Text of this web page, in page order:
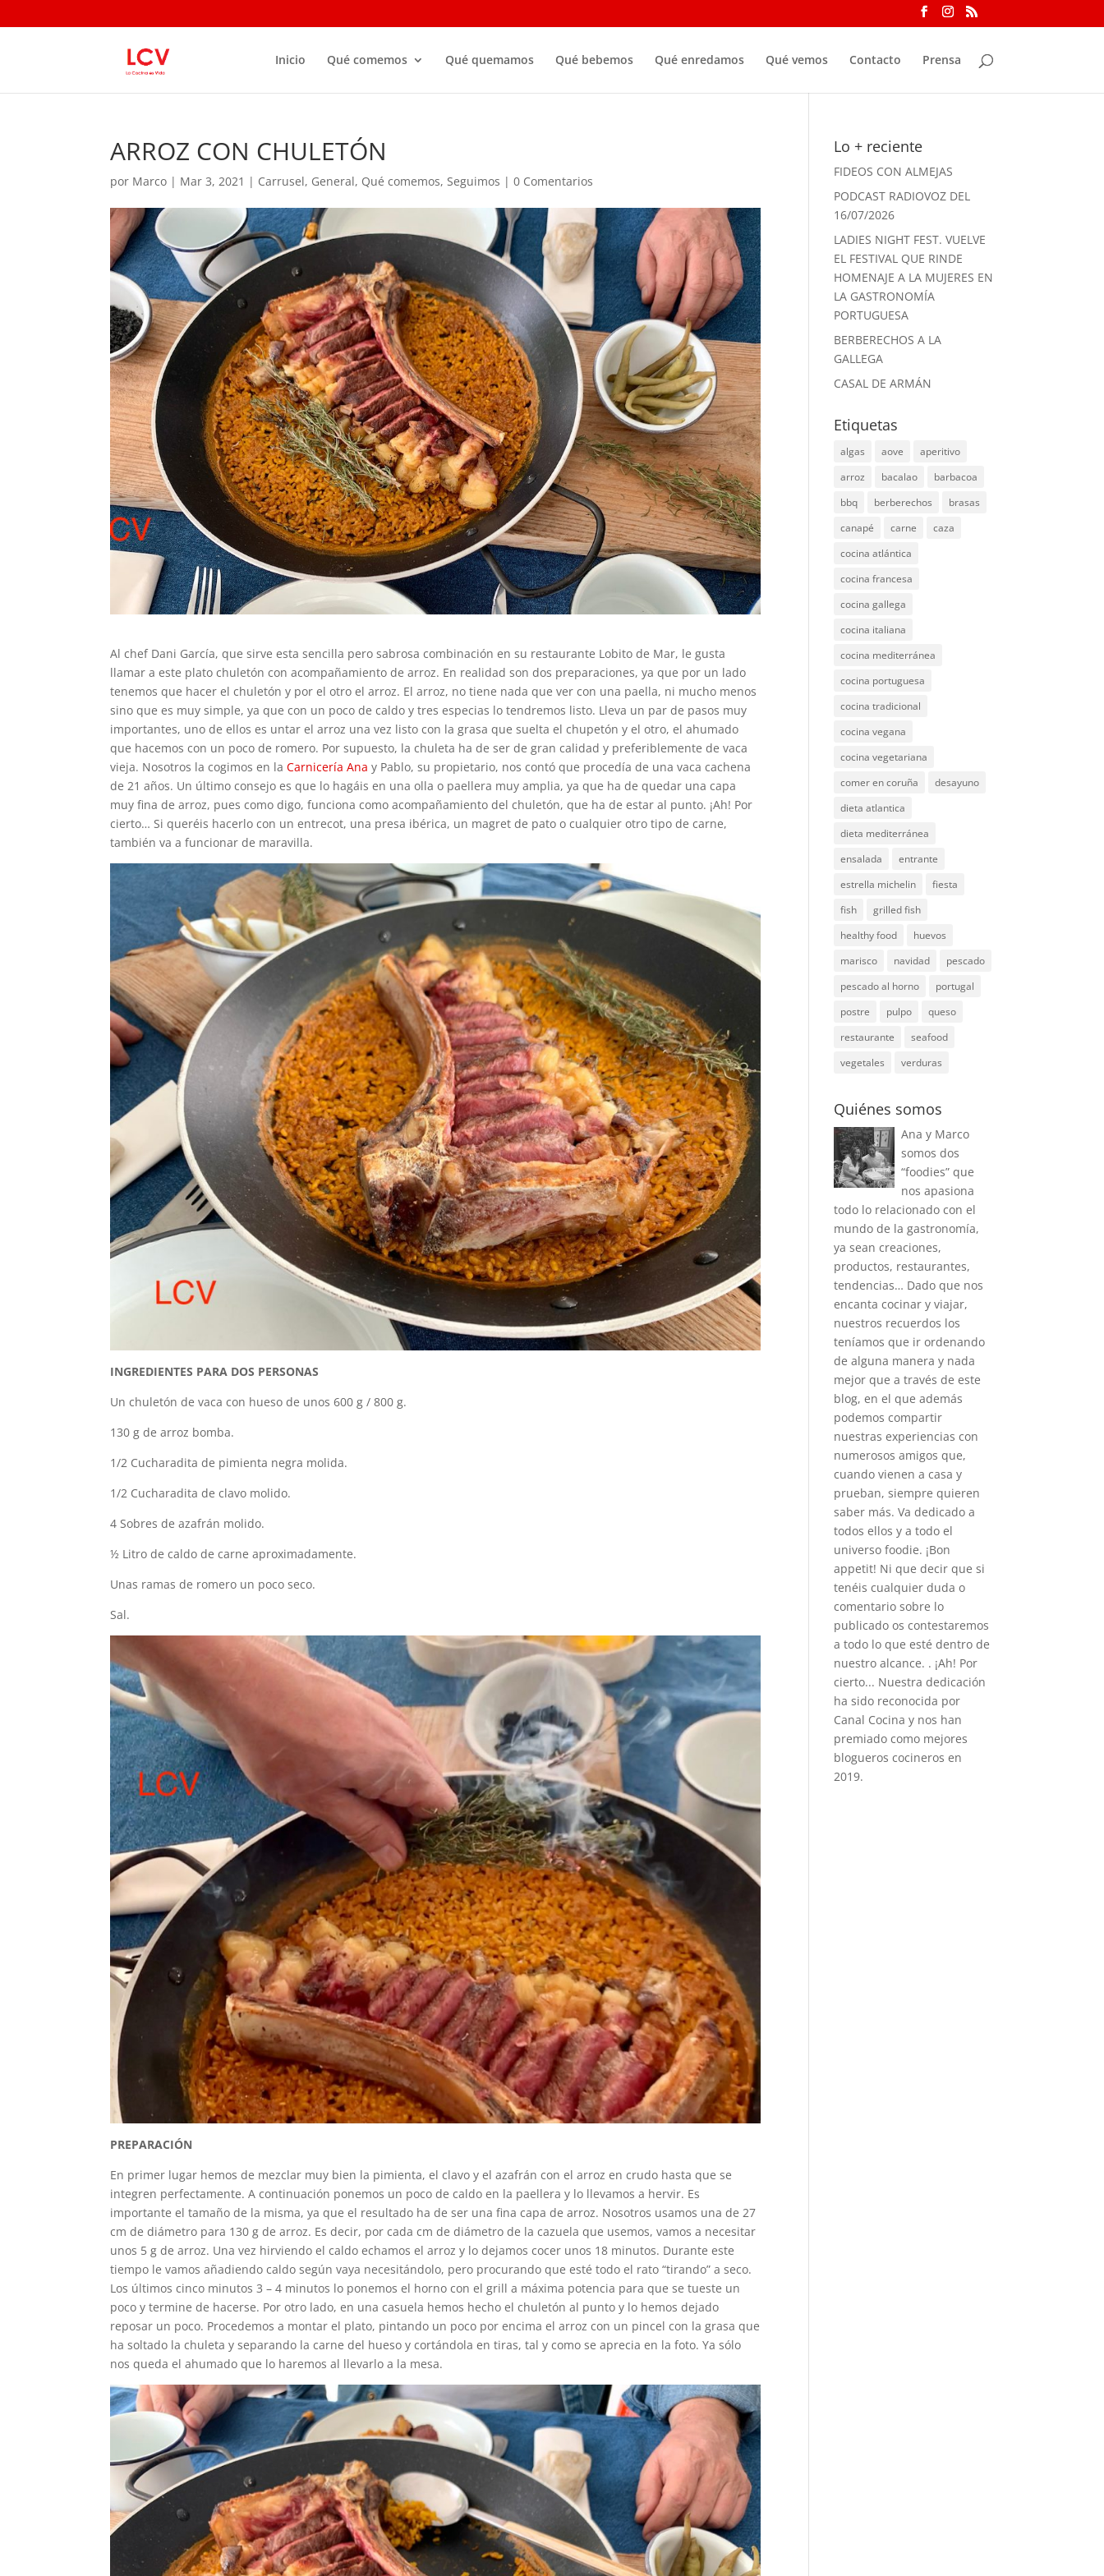
Inicio Qué comemos Qué quemamos Qué bebemos Qué enredamos Qué vemos Contacto Prensa
ARROZ CON CHULETÓN
por Marco | Mar 3, 2021 | Carrusel, General, Qué comemos,Seguimos |0 Comentarios
Al chef Dani García, que sirve esta sencilla pero sabrosa combinación en su restaurante Lobito de Mar, le gusta
llamar a este plato chuletón con acompañamiento de arroz. En realidad son dos preparaciones, ya que por un lado
tenemos que hacer el chuletón y por el otro el arroz. El arroz, no tiene nada que ver con una paella, ni mucho menos
sino que es muy simple, ya que con un poco de caldo y tres especias lo tendremos listo. Lleva un par de pasos muy
importantes, uno de ellos es untar el arroz una vez listo con la grasa que suelta el chupetón y el otro, el ahumado
que hacemos con un poco de romero. Por supuesto, la chuleta ha de ser de gran calidad y preferiblemente de vaca
vieja. Nosotros la cogimos en laCarnicería Ana y Pablo, su propietario, nos contó que procedía de una vaca cachena
de 21 años. Un último consejo es que lo hagáis en una olla o paellera muy amplia, ya que ha de quedar una capa
muy fina de arroz, pues como digo, funciona como acompañamiento del chuletón, que ha de estar al punto. ¡Ah! Por
cierto… Si queréis hacerlo con un entrecot, una presa ibérica, un magret de pato o cualquier otro tipo de carne,
también va a funcionar de maravilla.
INGREDIENTES PARA DOS PERSONAS
Un chuletón de vaca con hueso de unos 600 g / 800 g.
130 g de arroz bomba.
1/2 Cucharadita de pimienta negra molida.
1/2 Cucharadita de clavo molido.
4 Sobres de azafrán molido.
½ Litro de caldo de carne aproximadamente.
Unas ramas de romero un poco seco.
Sal.
PREPARACIÓN
En primer lugar hemos de mezclar muy bien la pimienta, el clavo y el azafrán con el arroz en crudo hasta que se
integren perfectamente. A continuación ponemos un poco de caldo en la paellera y lo llevamos a hervir. Es
importante el tamaño de la misma, ya que el resultado ha de ser una fina capa de arroz. Nosotros usamos una de 27
cm de diámetro para 130 g de arroz. Es decir, por cada cm de diámetro de la cazuela que usemos, vamos a necesitar
unos 5 g de arroz. Una vez hirviendo el caldo echamos el arroz y lo dejamos cocer unos 18 minutos. Durante este
tiempo le vamos añadiendo caldo según vaya necesitándolo, pero procurando que esté todo el rato “tirando” a seco.
Los últimos cinco minutos 3 – 4 minutos lo ponemos el horno con el grill a máxima potencia para que se tueste un
poco y termine de hacerse. Por otro lado, en una casuela hemos hecho el chuletón al punto y lo hemos dejado
reposar un poco. Procedemos a montar el plato, pintando un poco por encima el arroz con un pincel con la grasa que
ha soltado la chuleta y separando la carne del hueso y cortándola en tiras, tal y como se aprecia en la foto. Ya sólo
nos queda el ahumado que lo haremos al llevarlo a la mesa.
Lo + reciente
FIDEOS CON ALMEJAS
PODCAST RADIOVOZ DEL
16/07/2026
LADIES NIGHT FEST. VUELVE
EL FESTIVAL QUE RINDE
HOMENAJE A LA MUJERES EN
LA GASTRONOMÍA
PORTUGUESA
BERBERECHOS A LA
GALLEGA
CASAL DE ARMÁN
Etiquetas
algas aove
aperitivo
arroz
bacalao
barbacoa
bbq
berberechos
brasas
canapé
carne
caza
cocina atlántica
cocina francesa
cocina gallega
cocina italiana
cocina mediterránea
cocina portuguesa
cocina tradicional
cocina vegana
cocina vegetariana
comer en coruña
desayuno
dieta atlantica
dieta mediterránea
ensalada
entrante
estrella michelin
fiesta
fish
grilled fish
healthy food
huevos
marisco
navidad
pescado
pescado al horno
portugal
postre
pulpo
queso
restaurante
seafood
vegetales
verduras
Quiénes somos
Ana y Marco
somos dos
“foodies” que
nos apasiona
todo lo relacionado con el
mundo de la gastronomía,
ya sean creaciones,
productos, restaurantes,
tendencias… Dado que nos
encanta cocinar y viajar,
nuestros recuerdos los
teníamos que ir ordenando
de alguna manera y nada
mejor que a través de este
blog, en el que además
podemos compartir
nuestras experiencias con
numerosos amigos que,
cuando vienen a casa y
prueban, siempre quieren
saber más. Va dedicado a
todos ellos y a todo el
universo foodie. ¡Bon
appetit! Ni que decir que si
tenéis cualquier duda o
comentario sobre lo
publicado os contestaremos
a todo lo que esté dentro de
nuestro alcance. . ¡Ah! Por
cierto... Nuestra dedicación
ha sido reconocida por
Canal Cocina y nos han
premiado como mejores
blogueros cocineros en
2019.